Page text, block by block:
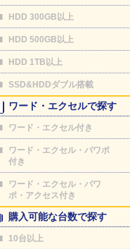
HDD 300GB以上
HDD 500GB以上
HDD 1TB以上
SSD&HDDダブル搭載
ワード・エクセルで探す
ワード・エクセル付き
ワード・エクセル・パワポ
付き
ワード・エクセル・パワ
ポ・アクセス付き
購入可能な台数で探す
10台以上